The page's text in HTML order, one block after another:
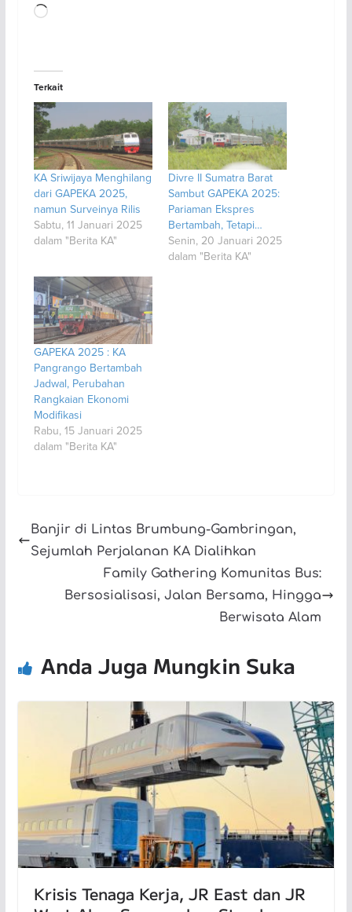
Memuat...
Terkait
KA Sriwijaya Menghilang
dari GAPEKA 2025,
namun Surveinya Rilis
Sabtu, 11 Januari 2025
dalam "Berita KA"
Divre II Sumatra Barat
Sambut GAPEKA 2025:
Pariaman Ekspres
Bertambah, Tetapi…
Senin, 20 Januari 2025
dalam "Berita KA"
GAPEKA 2025 : KA
Pangrango Bertambah
Jadwal, Perubahan
Rangkaian Ekonomi
Modifikasi
Rabu, 15 Januari 2025
dalam "Berita KA"
Banjir di Lintas Brumbung-Gambringan,
Sejumlah Perjalanan KA Dialihkan
Family Gathering Komunitas Bus:
Bersosialisasi, Jalan Bersama, Hingga
Berwisata Alam
Anda Juga Mungkin Suka
Krisis Tenaga Kerja, JR East dan JR